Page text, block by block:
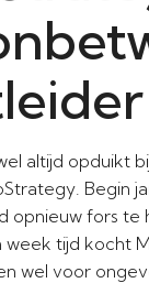
altijd opduikt
Begin
opnieuw fors te
week tijd kocht
wel voor